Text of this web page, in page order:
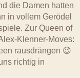
die Damen hatten
in vollem Gerödel
Zur Queen of
Klenner-Moves:
rausdrängen 😉
richtig in